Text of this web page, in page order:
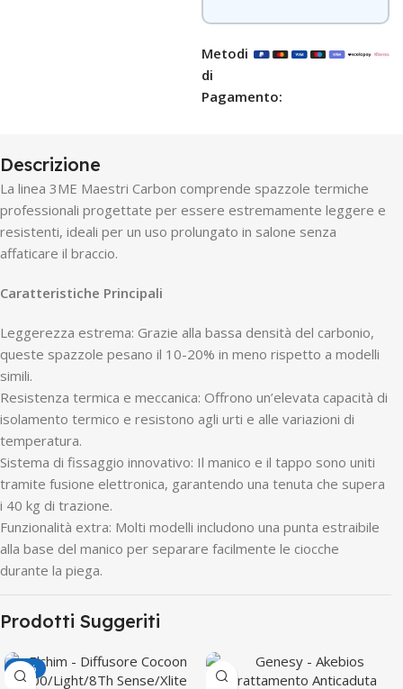
Metodi
di
Pagamento:
Descrizione
La linea 3ME Maestri Carbon comprende spazzole termiche
professionali progettate per essere estremamente leggere e
resistenti, ideali per un uso prolungato in salone senza
affaticare il braccio.
Caratteristiche Principali
Leggerezza estrema: Grazie alla bassa densità del carbonio,
queste spazzole pesano il 10-20% in meno rispetto a modelli
simili.
Resistenza termica e meccanica: Offrono un’elevata capacità di
isolamento termico e resistono agli urti e alle variazioni di
temperatura.
Sistema di fissaggio innovativo: Il manico e il tappo sono uniti
tramite fusione elettronica, garantendo una tenuta che supera
i 40 kg di trazione.
Funzionalità extra: Molti modelli includono una punta estraibile
alla base del manico per separare facilmente le ciocche
durante la piega.
Prodotti Suggeriti
-12%